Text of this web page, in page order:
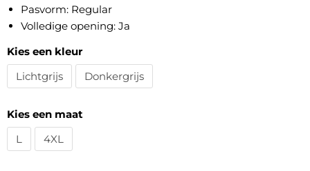
Pasvorm: Regular
Volledige opening: Ja
Kies een kleur
Lichtgrijs
Donkergrijs
Kies een maat
L
4XL